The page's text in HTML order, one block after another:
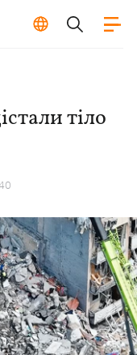
тіло